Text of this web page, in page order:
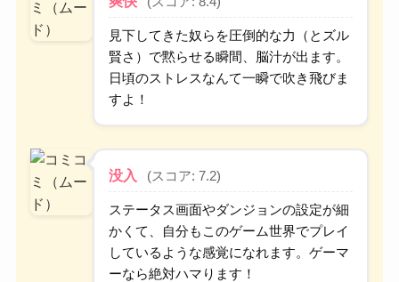
見下してきた奴らを圧倒的な力（とズル
賢さ）で黙らせる瞬間、脳汁が出ます。
日頃のストレスなんて一瞬で吹き飛びま
すよ！
没入 (スコア: 7.2)
ステータス画面やダンジョンの設定が細
かくて、自分もこのゲーム世界でプレイ
しているような感覚になれます。ゲーマ
ーなら絶対ハマります！